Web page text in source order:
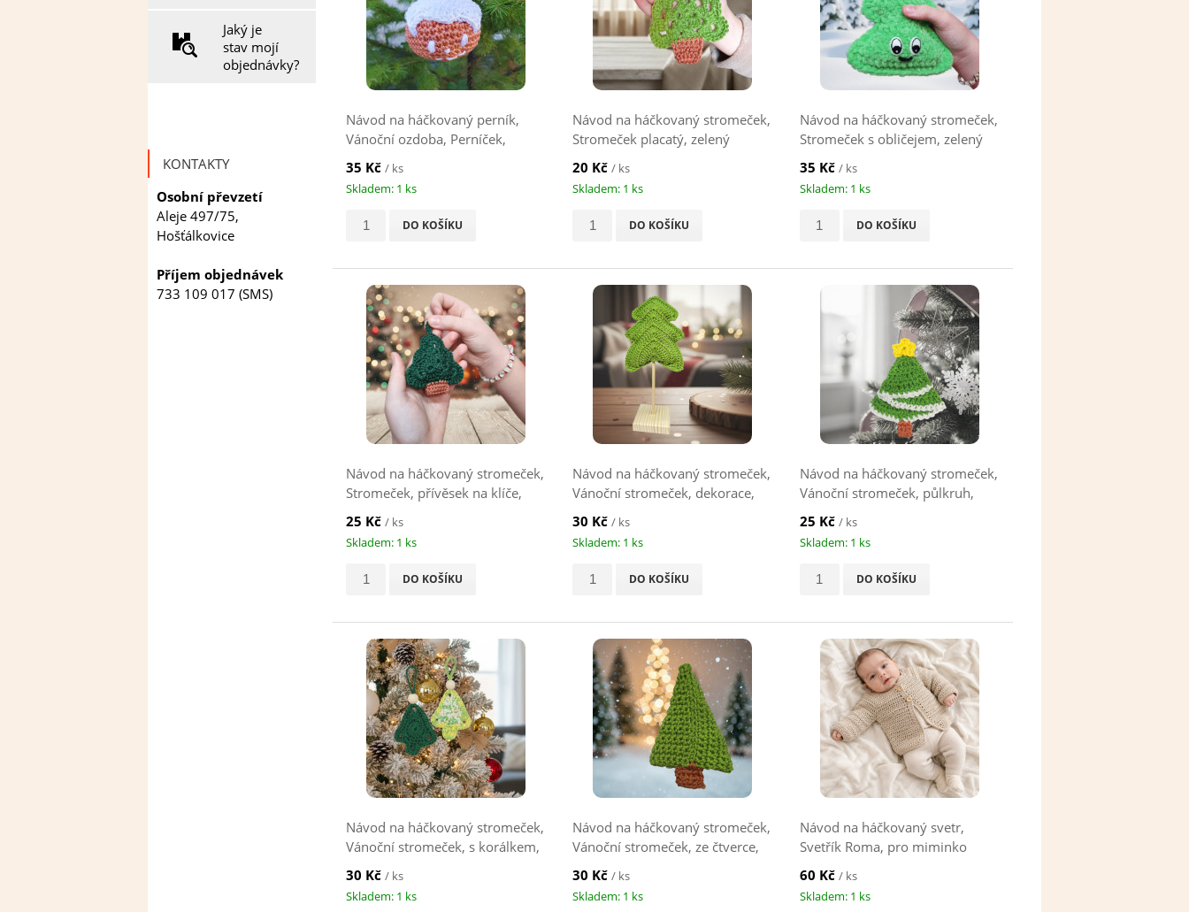
Jaký je
stav mojí
objednávky?
KONTAKTY
Osobní převzetí
Aleje 497/75,
Hošťálkovice
Příjem objednávek
733 109 017 (SMS)
Návod na háčkovaný perník,
Vánoční ozdoba, Perníček,
hnědý
35 Kč / ks
Skladem: 1 ks
DO KOŠÍKU
Návod na háčkovaný stromeček,
Stromeček placatý, zelený
20 Kč/ ks
Skladem: 1 ks
DO KOŠÍKU
Návod na háčkovaný stromeček,
Stromeček s obličejem, zelený
35 Kč / ks
Skladem: 1 ks
DO KOŠÍKU
Návod na háčkovaný stromeček,
Stromeček, přívěsek na klíče,
zelený
25 Kč / ks
Skladem: 1 ks
DO KOŠÍKU
Návod na háčkovaný stromeček,
Vánoční stromeček, dekorace,
zelený
30 Kč/ ks
Skladem: 1 ks
DO KOŠÍKU
Návod na háčkovaný stromeček,
Vánoční stromeček, půlkruh,
zelený
25 Kč / ks
Skladem: 1 ks
DO KOŠÍKU
Návod na háčkovaný stromeček,
Vánoční stromeček, s korálkem,
zelený
30 Kč / ks
Skladem: 1 ks
Návod na háčkovaný stromeček,
Vánoční stromeček, ze čtverce,
zelený
30 Kč/ ks
Skladem: 1 ks
Návod na háčkovaný svetr,
Svetřík Roma, pro miminko
60 Kč / ks
Skladem: 1 ks